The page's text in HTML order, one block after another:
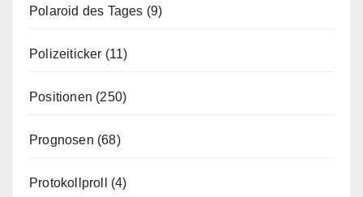
Polaroid des Tages (9)
Polizeiticker (11)
Positionen (250)
Prognosen (68)
Protokollproll (4)